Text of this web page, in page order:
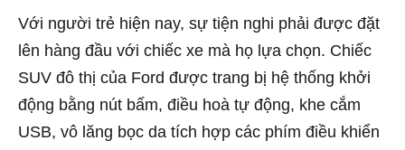
Với người trẻ hiện nay, sự tiện nghi phải được đặt
lên hàng đầu với chiếc xe mà họ lựa chọn. Chiếc
SUV đô thị của Ford được trang bị hệ thống khởi
động bằng nút bấm, điều hoà tự động, khe cắm
USB, vô lăng bọc da tích hợp các phím điều khiển